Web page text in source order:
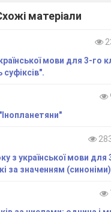
матеріали
мови для 3-го
з української мови для
за значенням